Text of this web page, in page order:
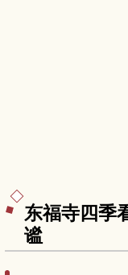
东福寺四季
谧